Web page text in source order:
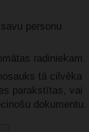
personu
radiniekam.
tā cilvēka
parakstītas, vai
dokumentu.